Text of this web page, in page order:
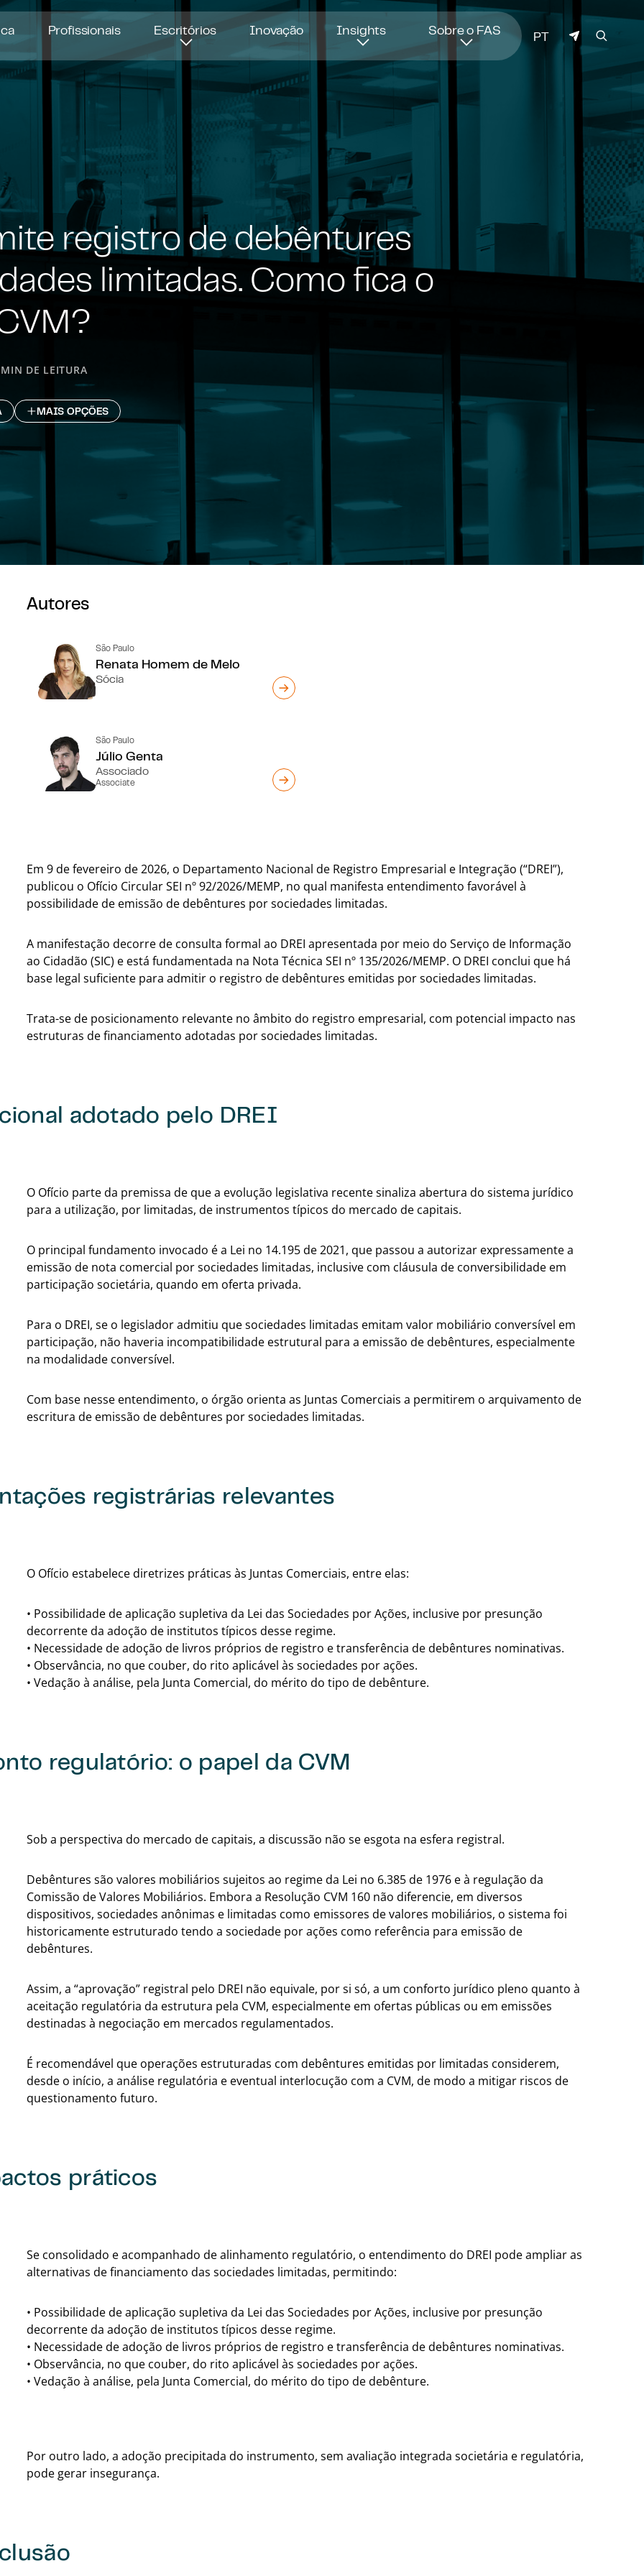
Profissionais Escritórios Inovação Insights Sobre o FAS IDIOMA
PT
registro de debêntures
limitadas. Como fica o
DE LEITURA
MAIS OPÇÕES
Autores
São Paulo
Renata Homem de Melo
Sócia
São Paulo
Júlio Genta
Associado
Associate
Em 9 de fevereiro de 2026, o Departamento Nacional de Registro Empresarial e Integração (“DREI”),
publicou o Ofício Circular SEI nº 92/2026/MEMP, no qual manifesta entendimento favorável à
possibilidade de emissão de debêntures por sociedades limitadas.
A manifestação decorre de consulta formal ao DREI apresentada por meio do Serviço de Informação
ao Cidadão (SIC) e está fundamentada na Nota Técnica SEI nº 135/2026/MEMP. O DREI conclui que há
base legal suficiente para admitir o registro de debêntures emitidas por sociedades limitadas.
Trata-se de posicionamento relevante no âmbito do registro empresarial, com potencial impacto nas
estruturas de financiamento adotadas por sociedades limitadas.
adotado pelo DREI
O Ofício parte da premissa de que a evolução legislativa recente sinaliza abertura do sistema jurídico
para a utilização, por limitadas, de instrumentos típicos do mercado de capitais.
O principal fundamento invocado é a Lei no 14.195 de 2021, que passou a autorizar expressamente a
emissão de nota comercial por sociedades limitadas, inclusive com cláusula de conversibilidade em
participação societária, quando em oferta privada.
Para o DREI, se o legislador admitiu que sociedades limitadas emitam valor mobiliário conversível em
participação, não haveria incompatibilidade estrutural para a emissão de debêntures, especialmente
na modalidade conversível.
Com base nesse entendimento, o órgão orienta as Juntas Comerciais a permitirem o arquivamento de
escritura de emissão de debêntures por sociedades limitadas.
registrárias relevantes
O Ofício estabelece diretrizes práticas às Juntas Comerciais, entre elas:
• Possibilidade de aplicação supletiva da Lei das Sociedades por Ações, inclusive por presunção
decorrente da adoção de institutos típicos desse regime.
• Necessidade de adoção de livros próprios de registro e transferência de debêntures nominativas.
• Observância, no que couber, do rito aplicável às sociedades por ações.
• Vedação à análise, pela Junta Comercial, do mérito do tipo de debênture.
regulatório: o papel da CVM
Sob a perspectiva do mercado de capitais, a discussão não se esgota na esfera registral.
Debêntures são valores mobiliários sujeitos ao regime da Lei no 6.385 de 1976 e à regulação da
Comissão de Valores Mobiliários. Embora a Resolução CVM 160 não diferencie, em diversos
dispositivos, sociedades anônimas e limitadas como emissores de valores mobiliários, o sistema foi
historicamente estruturado tendo a sociedade por ações como referência para emissão de
debêntures.
Assim, a “aprovação” registral pelo DREI não equivale, por si só, a um conforto jurídico pleno quanto à
aceitação regulatória da estrutura pela CVM, especialmente em ofertas públicas ou em emissões
destinadas à negociação em mercados regulamentados.
É recomendável que operações estruturadas com debêntures emitidas por limitadas considerem,
desde o início, a análise regulatória e eventual interlocução com a CVM, de modo a mitigar riscos de
questionamento futuro.
práticos
Se consolidado e acompanhado de alinhamento regulatório, o entendimento do DREI pode ampliar as
alternativas de financiamento das sociedades limitadas, permitindo:
• Possibilidade de aplicação supletiva da Lei das Sociedades por Ações, inclusive por presunção
decorrente da adoção de institutos típicos desse regime.
• Necessidade de adoção de livros próprios de registro e transferência de debêntures nominativas.
• Observância, no que couber, do rito aplicável às sociedades por ações.
• Vedação à análise, pela Junta Comercial, do mérito do tipo de debênture.
Por outro lado, a adoção precipitada do instrumento, sem avaliação integrada societária e regulatória,
pode gerar insegurança.